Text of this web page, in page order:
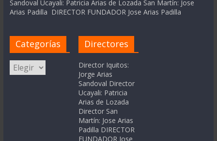
Sandoval Ucayali: Patricia Arias de Lozada San Martín: Jose
Arias Padilla DIRECTOR FUNDADOR Jose Arias Padilla
Categorías
Categorías
Directores
Director Iquitos:
Jorge Arias
Sandoval Director
Ucayali: Patricia
Arias de Lozada
Director San
Martín: Jose Arias
Padilla DIRECTOR
FUNDADOR Jose